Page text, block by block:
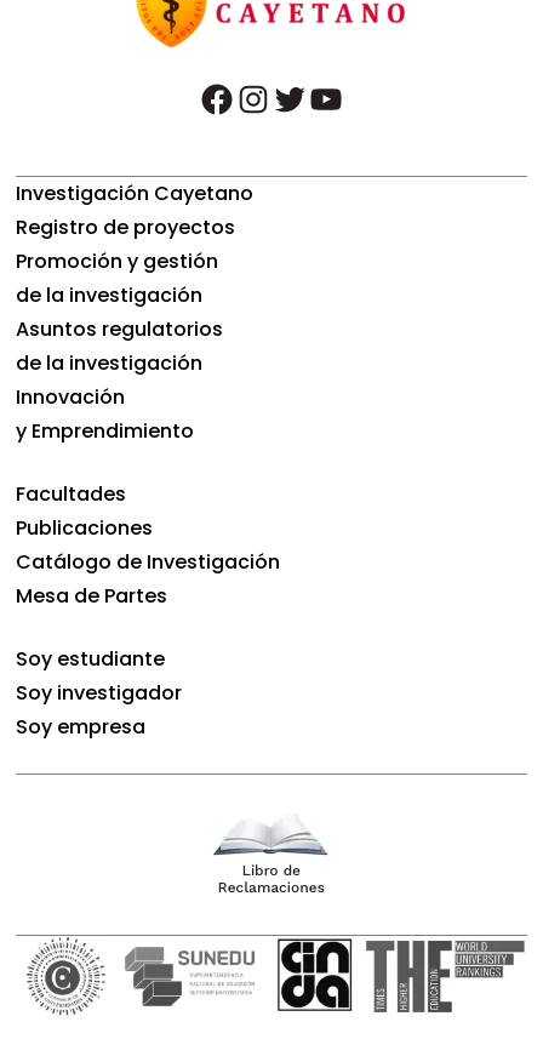
facebook instagram twitter youtube
Investigación Cayetano
Registro de proyectos
Promoción y gestión
de la investigación
Asuntos regulatorios
de la investigación
Innovación
y Emprendimiento
Facultades
Publicaciones
Catálogo de Investigación
Mesa de Partes
Soy estudiante
Soy investigador
Soy empresa